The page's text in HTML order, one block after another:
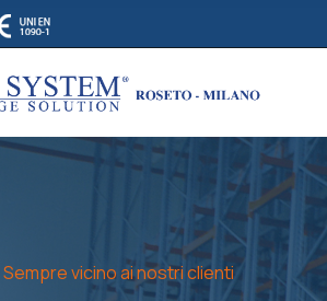
Sempre vicino ai nostri clienti